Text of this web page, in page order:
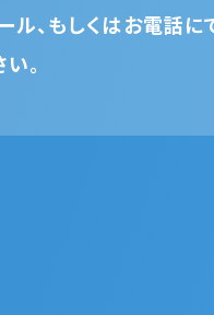
、もしくはお電話にて
。